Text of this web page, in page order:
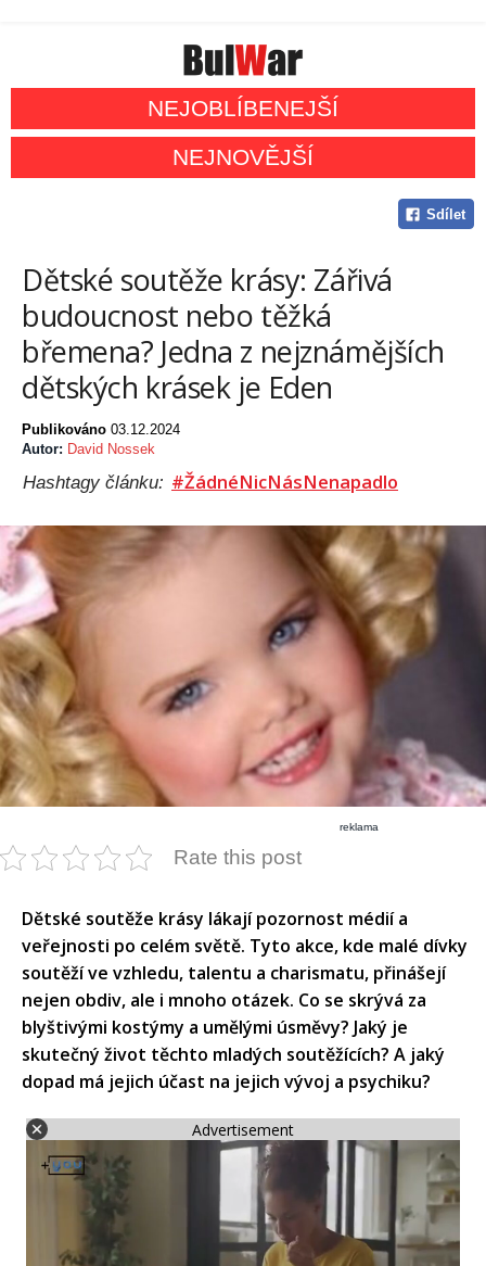
NEJOBLÍBENEJŠÍ
NEJNOVĚJŠÍ
Sdílet
Dětské soutěže krásy: Zářivá
budoucnost nebo těžká
břemena? Jedna z nejznámějších
dětských krásek je Eden
Publikováno 03.12.2024
Autor: David Nossek
Hashtagy článku: #ŽádnéNicNásNenapadlo
reklama
Rate this post
Dětské soutěže krásy lákají pozornost médií a
veřejnosti po celém světě. Tyto akce, kde malé dívky
soutěží ve vzhledu, talentu a charismatu, přinášejí
nejen obdiv, ale i mnoho otázek. Co se skrývá za
blyštivými kostýmy a umělými úsměvy? Jaký je
skutečný život těchto mladých soutěžících? A jaký
dopad má jejich účast na jejich vývoj a psychiku?
Advertisement